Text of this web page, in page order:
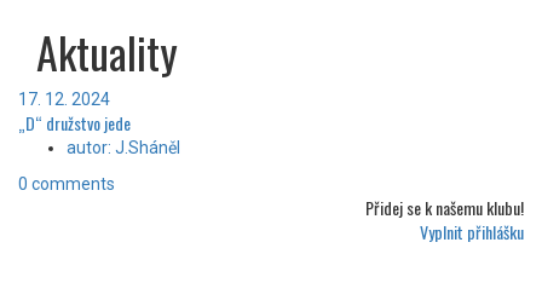
Aktuality
17. 12. 2024
„D“ družstvo jede
autor: J.Sháněl
0 comments
Přidej se knašemu klubu!
Vyplnit přihlášku